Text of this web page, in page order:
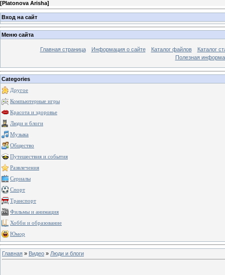
[Platonova Arisha]
Вход на сайт
Меню сайта
Главная страница Информация о сайте Каталог файлов
Каталог
Полезная
Categories
Другое
Компьютерные игры
Красота и здоровье
Люди и блоги
Музыка
Общество
Путешествия и события
Развлечения
Сериалы
Спорт
Транспорт
Фильмы и анимация
Хобби и образование
Юмор
Главная » Видео » Люди и блоги